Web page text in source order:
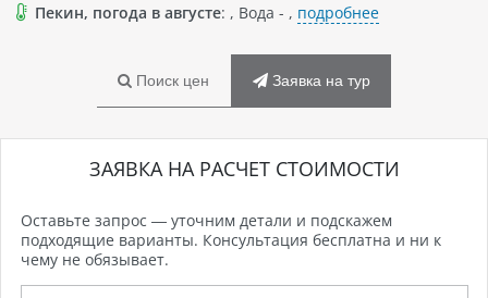
Пекин, погода в августе: , Вода - , подробнее
Поиск цен Заявка на тур
ЗАЯВКА НА РАСЧЕТ СТОИМОСТИ
Оставьте запрос — уточним детали и подскажем
подходящие варианты. Консультация бесплатна и ни к
чему не обязывает.